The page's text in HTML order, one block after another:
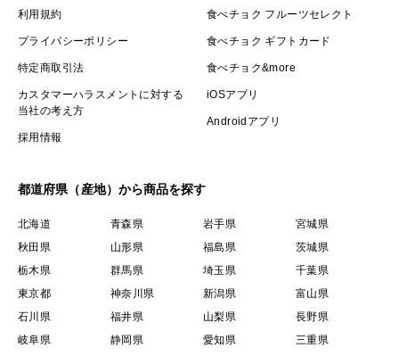
利用規約
プライバシーポリシー
特定商取引法
カスタマーハラスメントに対する
当社の考え方
採用情報
食べチョク フルーツセレクト
食べチョク ギフトカード
食べチョク&more
iOSアプリ
Androidアプリ
都道府県（産地）から商品を探す
北海道 青森県 岩手県
宮城県
秋田県
山形県 福島県
茨城県
栃木県
群馬県 埼玉県
千葉県
東京都
神奈川県 新潟県
富山県
石川県
福井県 山梨県
長野県
岐阜県
静岡県 愛知県 三重県